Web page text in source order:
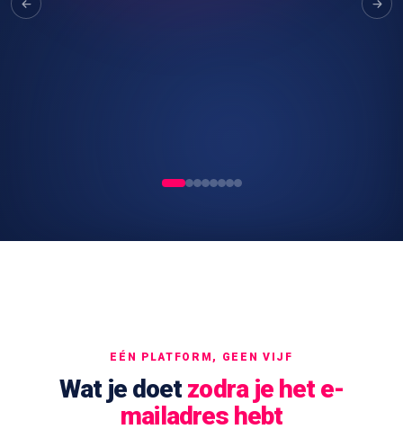
EÉN PLATFORM, GEEN VIJF
Wat je doetzodra je het e-
mailadres hebt